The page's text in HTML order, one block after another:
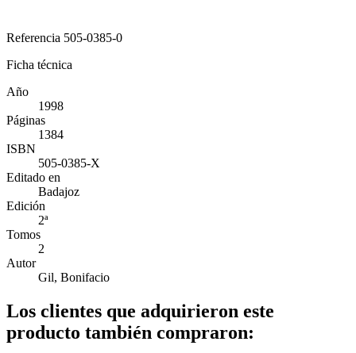
Referencia 505-0385-0
Ficha técnica
Año
1998
Páginas
1384
ISBN
505-0385-X
Editado en
Badajoz
Edición
2ª
Tomos
2
Autor
Gil, Bonifacio
Los clientes que adquirieron este
producto también compraron: